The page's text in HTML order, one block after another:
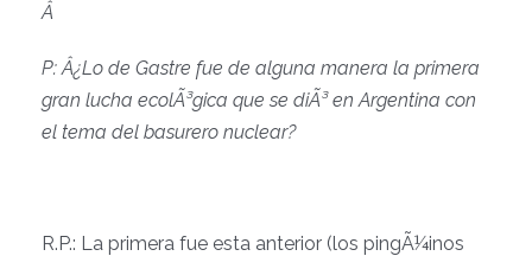
Â
P: Â¿Lo de Gastre fue de alguna manera la primera
gran lucha ecolÃ³gica que se diÃ³ en Argentina con
el tema del basurero nuclear?
R.P.: La primera fue esta anterior (los pingÃ¼inos